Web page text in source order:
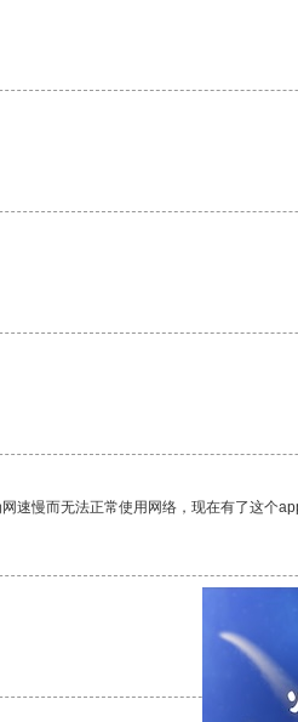
慢而无法正常使用网络，现在有了这个